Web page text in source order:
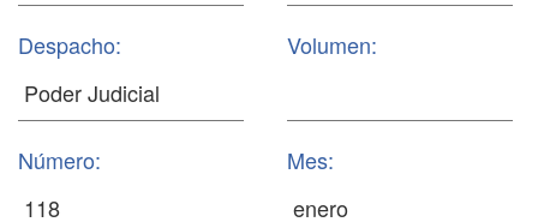
Despacho: Volumen:
Número: Mes: